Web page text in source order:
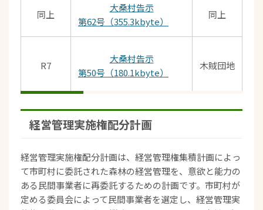
同上
大桑村告示
第62号（355.3kbyte）
同上
R7
大桑村告示
第50号（180.1kbyte）
木賊団地
経営管理実施権配分計画
経営管理実施権配分計画は、経営管理権集積計画によっ
て市町村に委託された森林の経営管理を、意欲と能力の
ある民間事業者に再委託するための計画です。市町村が
定める委員会によって民間事業者を選定し、経営管理実